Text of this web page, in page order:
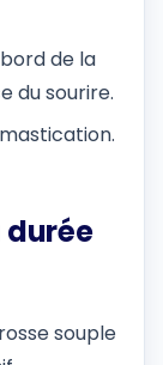
de la
du sourire.
souple